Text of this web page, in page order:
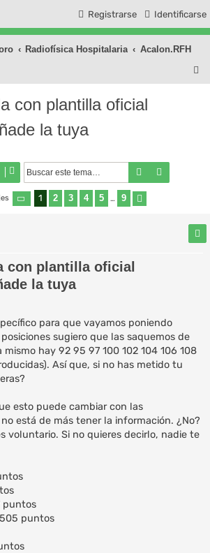
Identificarse
Registrarse
Radiofísica Hospitalaria
Acalon.RFH
con plantilla oficial
la tuya
Buscar
Página de 9
1 2 3 4 5 … 9
con plantilla oficial
la tuya
para que vayamos poniendo
sugiero que las saquemos de
hay 92 95 97 100 102 104 106 108
Así que, si no has metido tu
esto puede cambiar con las
está de más tener la información. ¿No?
voluntario. Si no quieres decirlo, nadie te
puntos
puntos